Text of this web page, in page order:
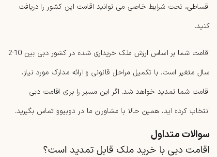
اقساطی، تحت شرایط خاصی می توانید اقامت این کشور را دریافت
کنید.
اقامت شما بر اساس ارزش ملک خریداری شده در کشور دبی بین 10-2
سال متغیر است. با تکمیل مراحل قانونی و ارائه مدارک مورد نیاز،
اقامت شما تمدید خواهد شد. اگر این مسیر را برای اقامت دبی
انتخاب کرده اید، همین حالا با مشاوران ما در دوبیوو تماس بگیرید.
سوالات متداول
اقامت دبی با خرید ملک قابل تمدید است؟